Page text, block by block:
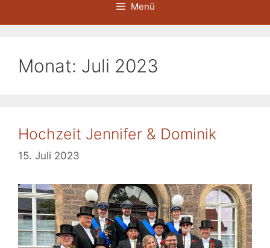
Menü
Monat: Juli 2023
Hochzeit Jennifer & Dominik
15. Juli 2023